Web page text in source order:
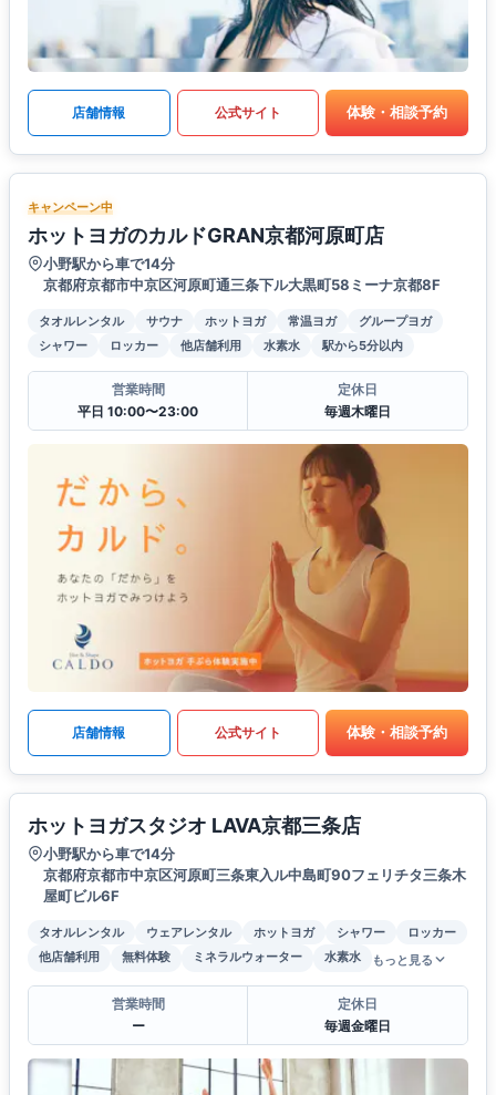
店舗情報 公式サイト 体験・相談予約
キャンペーン中
ホットヨガのカルドGRAN京都河原町店
小野駅から車で14分
京都府京都市中京区河原町通三条下ル大黒町58ミーナ京都8F
タオルレンタル サウナ ホットヨガ 常温ヨガ
グループヨガ
シャワー
ロッカー 他店舗利用 水素水 駅から5分以内
営業時間
平日 10:00〜23:00
定休日
毎週木曜日
店舗情報 公式サイト 体験・相談予約
ホットヨガスタジオ LAVA京都三条店
小野駅から車で14分
京都府京都市中京区河原町三条東入ル中島町90フェリチタ三条木
屋町ビル6F
タオルレンタル ウェアレンタル ホットヨガ シャワー
ロッカー
他店舗利用
無料体験 ミネラルウォーター 水素水 もっと見る
営業時間
ー
定休日
毎週金曜日